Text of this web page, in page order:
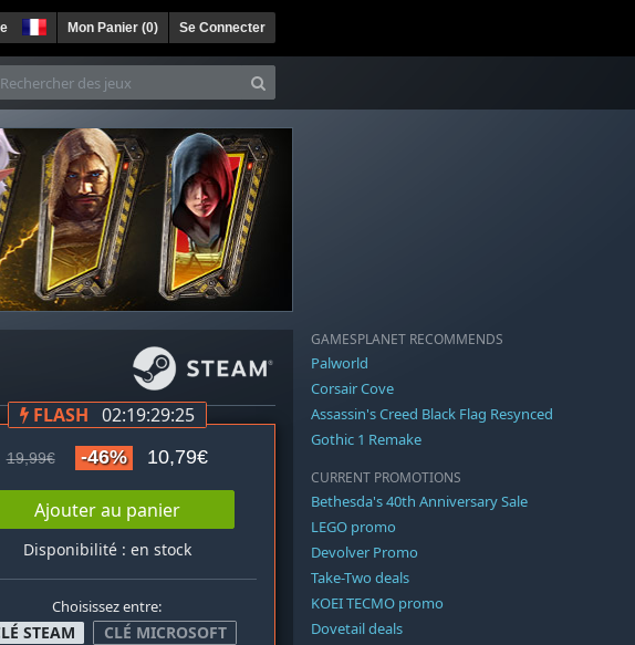
Mon Panier (0) Se Connecter
FLASH 02:19:29:24
19,99€ -46% 10,79€
Ajouter au panier
Disponibilité : en stock
Choisissez entre:
STEAM CLÉ MICROSOFT
GAMESPLANET RECOMMENDS
Palworld
Corsair Cove
Assassin's Creed Black Flag Resynced
Gothic 1 Remake
CURRENT PROMOTIONS
Bethesda's 40th Anniversary Sale
LEGO promo
Devolver Promo
Take-Two deals
KOEI TECMO promo
Dovetail deals